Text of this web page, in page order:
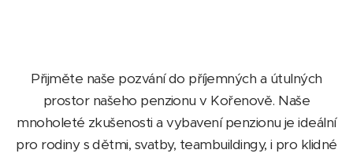
Přijměte naše pozvání do příjemných a útulných
prostor našeho penzionu v Kořenově. Naše
mnoholeté zkušenosti a vybavení penzionu je ideální
pro rodiny s dětmi, svatby, teambuildingy, i pro klidné